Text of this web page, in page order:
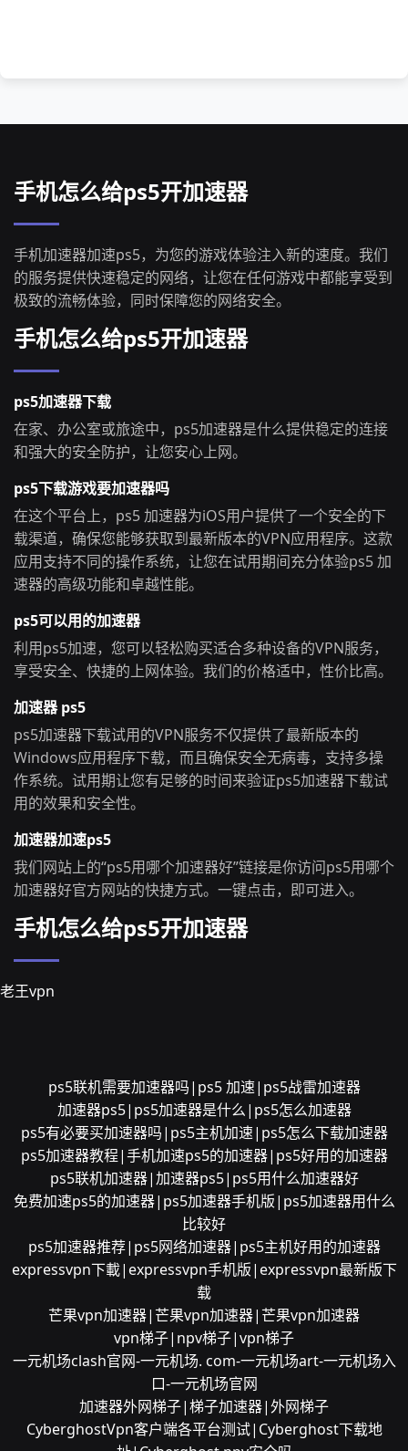
手机怎么给ps5开加速器
手机加速器加速ps5，为您的游戏体验注入新的速度。我们
的服务提供快速稳定的网络，让您在任何游戏中都能享受到
极致的流畅体验，同时保障您的网络安全。
手机怎么给ps5开加速器
ps5加速器下载
在家、办公室或旅途中，ps5加速器是什么提供稳定的连接
和强大的安全防护，让您安心上网。
ps5下载游戏要加速器吗
在这个平台上，ps5 加速器为iOS用户提供了一个安全的下
载渠道，确保您能够获取到最新版本的VPN应用程序。这款
应用支持不同的操作系统，让您在试用期间充分体验ps5 加
速器的高级功能和卓越性能。
ps5可以用的加速器
利用ps5加速，您可以轻松购买适合多种设备的VPN服务，
享受安全、快捷的上网体验。我们的价格适中，性价比高。
加速器 ps5
ps5加速器下载试用的VPN服务不仅提供了最新版本的
Windows应用程序下载，而且确保安全无病毒，支持多操
作系统。试用期让您有足够的时间来验证ps5加速器下载试
用的效果和安全性。
加速器加速ps5
我们网站上的“ps5用哪个加速器好”链接是你访问ps5用哪个
加速器好官方网站的快捷方式。一键点击，即可进入。
手机怎么给ps5开加速器
老王vpn
ps5联机需要加速器吗|ps5 加速|ps5战雷加速器
加速器ps5|ps5加速器是什么|ps5怎么加速器
ps5有必要买加速器吗|ps5主机加速|ps5怎么下载加速器
ps5加速器教程|手机加速ps5的加速器|ps5好用的加速器
ps5联机加速器|加速器ps5|ps5用什么加速器好
免费加速ps5的加速器|ps5加速器手机版|ps5加速器用什么
比较好
ps5加速器推荐|ps5网络加速器|ps5主机好用的加速器
expressvpn下載|expressvpn手机版|expressvpn最新版下
载
芒果vpn加速器|芒果vpn加速器|芒果vpn加速器
vpn梯子|npv梯子|vpn梯子
一元机场clash官网-一元机场. com-一元机场art-一元机场入
口-一元机场官网
加速器外网梯子|梯子加速器|外网梯子
CyberghostVpn客户端各平台测试|Cyberghost下载地